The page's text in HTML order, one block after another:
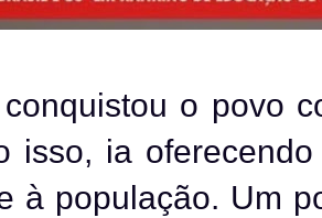
o povo
isso, ia
à população. Um